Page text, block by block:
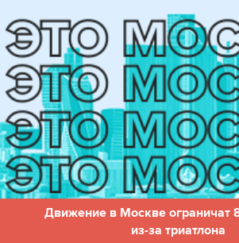
Движение в Москве ограничат
из-за триатлона